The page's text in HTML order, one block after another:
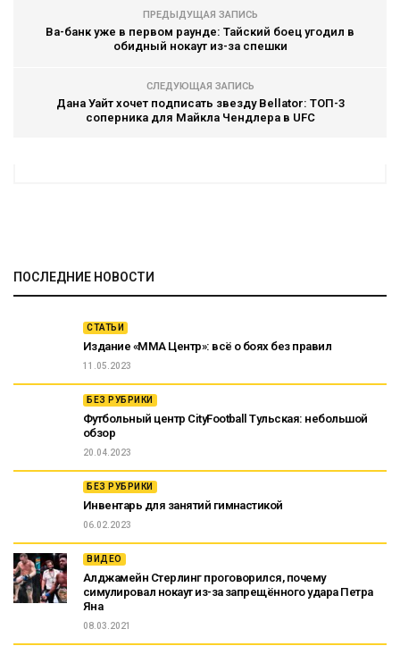
ПРЕДЫДУЩАЯ ЗАПИСЬ
Ва-банк уже в первом раунде: Тайский боец угодил в
обидный нокаут из-за спешки
СЛЕДУЮЩАЯ ЗАПИСЬ
Дана Уайт хочет подписать звезду Bellator: ТОП-3
соперника для Майкла Чендлера в UFC
ПОСЛЕДНИЕ НОВОСТИ
СТАТЬИ
Издание «ММА Центр»: всё о боях без правил
11.05.2023
БЕЗ РУБРИКИ
Футбольный центр CityFootball Тульская: небольшой
обзор
20.04.2023
БЕЗ РУБРИКИ
Инвентарь для занятий гимнастикой
06.02.2023
ВИДЕО
Алджамейн Стерлинг проговорился, почему
симулировал нокаут из-за запрещённого удара Петра
Яна
08.03.2021